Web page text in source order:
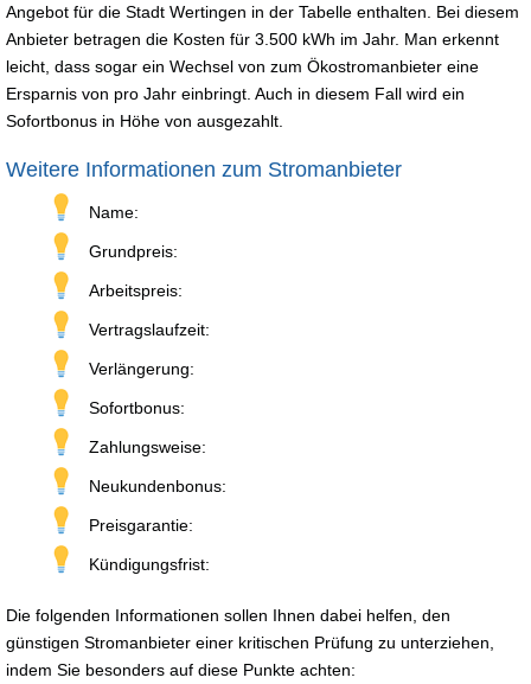
Angebot für die Stadt Wertingen in der Tabelle enthalten. Bei diesem
Anbieter betragen die Kosten für 3.500 kWh im Jahr. Man erkennt
leicht, dass sogar ein Wechsel von zum Ökostromanbieter eine
Ersparnis von pro Jahr einbringt. Auch in diesem Fall wird ein
Sofortbonus in Höhe von ausgezahlt.
Weitere Informationen zum Stromanbieter
Name:
Grundpreis:
Arbeitspreis:
Vertragslaufzeit:
Verlängerung:
Sofortbonus:
Zahlungsweise:
Neukundenbonus:
Preisgarantie:
Kündigungsfrist:
Die folgenden Informationen sollen Ihnen dabei helfen, den
günstigen Stromanbieter einer kritischen Prüfung zu unterziehen,
indem Sie besonders auf diese Punkte achten: